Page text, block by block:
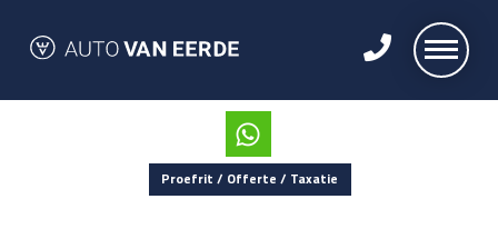
Proefrit / Offerte / Taxatie